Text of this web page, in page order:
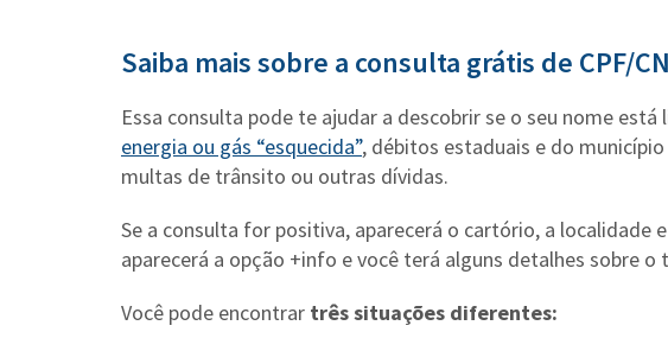
Saiba mais sobre a consulta grátis de CPF/
Essa consulta pode te ajudar a descobrir se o seu nome
energia ou gás “esquecida”, débitos estaduais e do município
multas de trânsito ou outras dívidas.
Se a consulta for positiva, aparecerá o cartório, a localidade
aparecerá a opção +info e você terá alguns detalhes sobre
Você pode encontrar três situações diferentes: